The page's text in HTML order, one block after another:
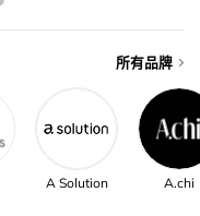
所有品牌
A Solution A.chi